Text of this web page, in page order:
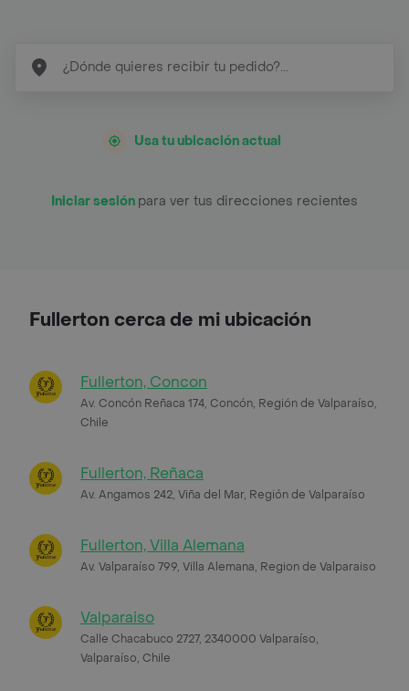
Usa tu ubicación actual
Iniciar sesión para ver tus direcciones recientes
Fullerton cerca de mi ubicación
Fullerton, Concon
Av. Concón Reñaca 174, Concón, Región de Valparaíso,
Chile
Fullerton, Reñaca
Av. Angamos 242, Viña del Mar, Región de Valparaíso
Fullerton, Villa Alemana
Av. Valparaíso 799, Villa Alemana, Region de Valparaiso
Valparaiso
Calle Chacabuco 2727, 2340000 Valparaíso,
Valparaíso, Chile